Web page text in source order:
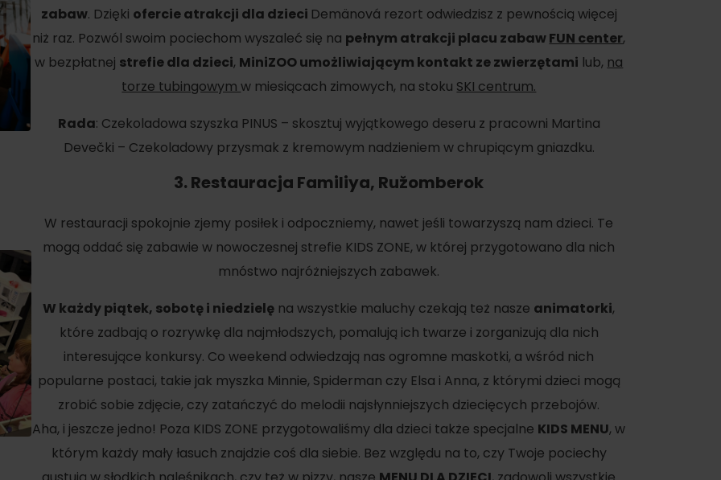
for this source.
Zasady przebywania w
górach
Ratownictwo
ubezpieczeniowe w
górach z Liptov Region
Card i Generali
zabaw. Dzięki ofercie atrakcji dla dzieci Demänová rezort odwiedzisz z pewnością więcej
niż raz. Pozwól swoim pociechom wyszaleć się na pełnym atrakcji placu zabawFUN center,
w bezpłatnej strefie dla dzieci, MiniZOO umożliwiającym kontakt ze zwierzętami lub, na
torze tubingowymw miesiącach zimowych, na stoku SKI centrum.
Rada: Czekoladowa szyszka PINUS – skosztuj wyjątkowego deseru z pracowni Martina
Devečki – Czekoladowy przysmak z kremowym nadzieniem w chrupiącym gniazdku.
3. Restauracja Familiya, Ružomberok
W restauracji spokojnie zjemy posiłek i odpoczniemy, nawet jeśli towarzyszą nam dzieci. Te
mogą oddać się zabawie w nowoczesnej strefie KIDS ZONE, w której przygotowano dla nich
mnóstwo najróżniejszych zabawek.
W każdy piątek, sobotę i niedzielę na wszystkie maluchy czekają też nasze animatorki,
które zadbają o rozrywkę dla najmłodszych, pomalują ich twarze i zorganizują dla nich
interesujące konkursy. Co weekend odwiedzają nas ogromne maskotki, a wśród nich
popularne postaci, takie jak myszka Minnie, Spiderman czy Elsa i Anna, z którymi dzieci mogą
zrobić sobie zdjęcie, czy zatańczyć do melodii najsłynniejszych dziecięcych przebojów.
Aha, i jeszcze jedno! Poza KIDS ZONE przygotowaliśmy dla dzieci także specjalne KIDS MENU, w
którym każdy mały łasuch znajdzie coś dla siebie. Bez względu na to, czy Twoje pociechy